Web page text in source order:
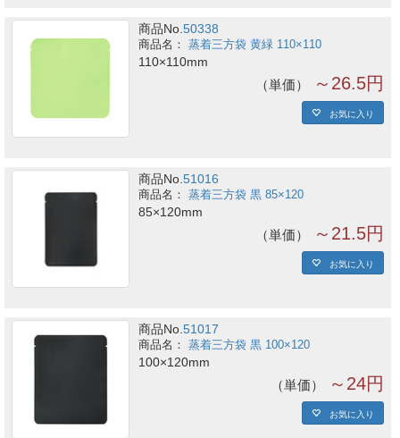
商品No.50338
蒸着三方袋 黄緑 110×110
110×110mm
単価 ～26.5円
お気に入り
商品No.51016
蒸着三方袋 黒 85×120
85×120mm
単価 ～21.5円
お気に入り
商品No.51017
蒸着三方袋 黒 100×120
100×120mm
単価 ～24円
お気に入り